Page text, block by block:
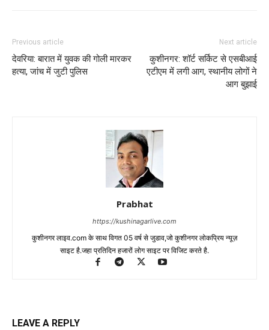
Previous article
देवरिया: बारात में युवक की गोली मारकर
हत्या, जांच में जुटी पुलिस
Next article
कुशीनगर: शॉर्ट सर्किट से एसबीआई
एटीएम में लगी आग, स्थानीय लोगों ने
आग बुझाई
Prabhat
https://kushinagarlive.com
कुशीनगर लाइव.com के साथ विगत 05 वर्ष से जुडाव,जो कुशीनगर लोकप्रिय न्यूज़
साइट है.जहा प्रतिदिन हजारों लोग साइट पर विजिट करते है.
LEAVE A REPLY